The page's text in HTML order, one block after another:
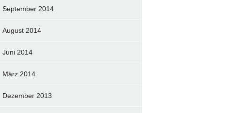
September 2014
August 2014
Juni 2014
März 2014
Dezember 2013